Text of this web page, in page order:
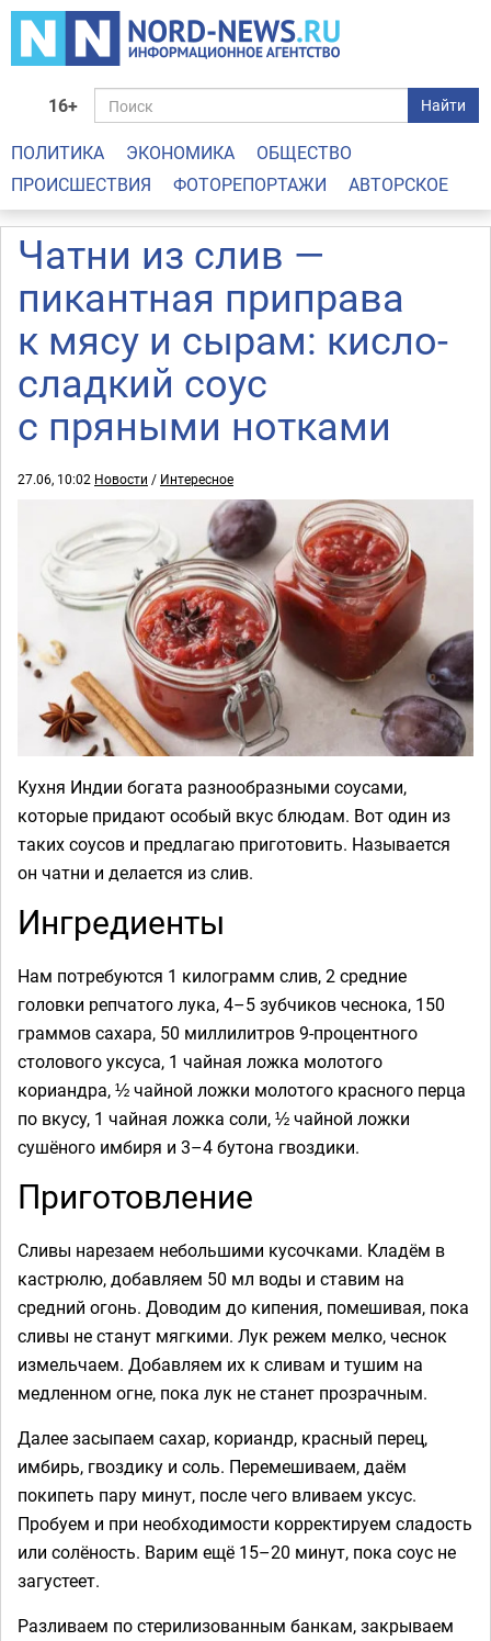
16+ Найти
ПОЛИТИКА ЭКОНОМИКА
ОБЩЕСТВО
ПРОИСШЕСТВИЯ
ФОТОРЕПОРТАЖИ АВТОРСКОЕ
Чатни из слив —
пикантная приправа
к мясу и сырам: кисло-
сладкий соус
с пряными нотками
27.06, 10:02 Новости / Интересное
Кухня Индии богата разнообразными соусами,
которые придают особый вкус блюдам. Вот один из
таких соусов и предлагаю приготовить. Называется
он чатни и делается из слив.
Ингредиенты
Нам потребуются 1 килограмм слив, 2 средние
головки репчатого лука, 4–5 зубчиков чеснока, 150
граммов сахара, 50 миллилитров 9-процентного
столового уксуса, 1 чайная ложка молотого
кориандра, ½ чайной ложки молотого красного перца
по вкусу, 1 чайная ложка соли, ½ чайной ложки
сушёного имбиря и 3–4 бутона гвоздики.
Приготовление
Сливы нарезаем небольшими кусочками. Кладём в
кастрюлю, добавляем 50 мл воды и ставим на
средний огонь. Доводим до кипения, помешивая, пока
сливы не станут мягкими. Лук режем мелко, чеснок
измельчаем. Добавляем их к сливам и тушим на
медленном огне, пока лук не станет прозрачным.
Далее засыпаем сахар, кориандр, красный перец,
имбирь, гвоздику и соль. Перемешиваем, даём
покипеть пару минут, после чего вливаем уксус.
Пробуем и при необходимости корректируем сладость
или солёность. Варим ещё 15–20 минут, пока соус не
загустеет.
Разливаем по стерилизованным банкам, закрываем